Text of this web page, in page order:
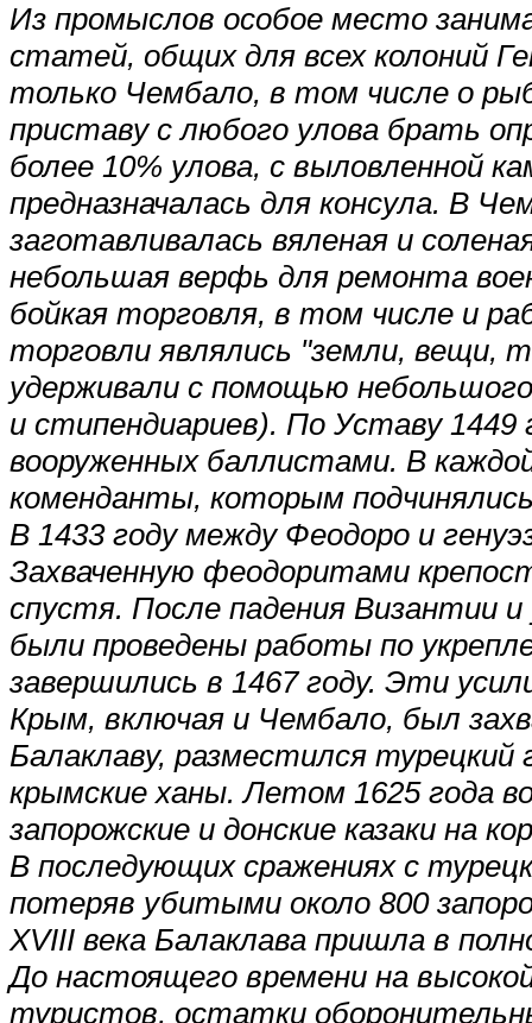
Из промыслов особое место
статей, общих для всех колоний
только Чембало, в том числе о
приставу с любого улова брать
более 10% улова, с выловленной
предназначалась для консула. В
заготавливалась вяленая и
небольшая верфь для ремонта
бойкая торговля, в том числе и
торговли являлись "земли, вещи,
удерживали с помощью
и стипендиариев). По Уставу 1449
вооруженных баллистами. В
коменданты, которым
В 1433 году между Феодоро и
Захваченную феодоритами
спустя. После падения Византии
были проведены работы по
завершились в 1467 году. Эти
Крым, включая и Чембало, был
Балаклаву, разместился турецкий
крымские ханы. Летом 1625 года
запорожские и донские казаки на
В последующих сражениях с
потеряв убитыми около 800
XVIII века Балаклава пришла в
До настоящего времени на
туристов, остатки